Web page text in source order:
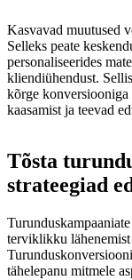
Kasvavad muutused
Selleks peate
personaliseerides
kliendiühendust.
kõrge
kaasamist ja teevad
Tõsta
strateegiad
terviklikku lähenemist
tähelepanu mitmele